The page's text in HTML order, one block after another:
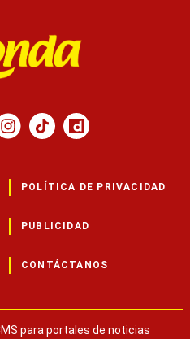
POLÍTICA DE PRIVACIDAD
PUBLICIDAD
CONTÁCTANOS
para portales de noticias